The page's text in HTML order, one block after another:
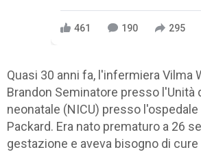
461 190 295
Quasi 30 anni fa, l'infermiera Vilma
Brandon Seminatore presso l'Unità
neonatale (NICU) presso
Packard. Era nato prematuro a 26
gestazione e aveva bisogno di